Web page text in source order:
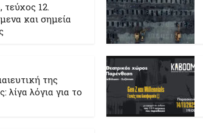
τεύχος 12.
και σημεία
της
λίγα λόγια για το